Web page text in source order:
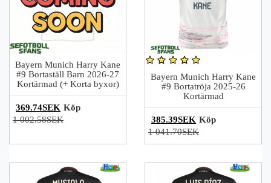
Bayern Munich Harry Kane
#9 Bortaställ Barn 2026-27
Kortärmad (+ Korta byxor)
369.74SEK
1 002.58SEK
Köp
Bayern Munich Harry Kane
#9 Bortatröja 2025-26
Kortärmad
385.39SEK
1 041.70SEK
Köp